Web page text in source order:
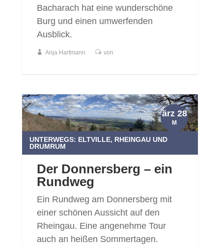
Bacharach hat eine wunderschöne
Burg und einen umwerfenden
Ausblick.
Anja Hartmann von
Der Donnersberg – ein
Rundweg
UNTERWEGS: ELTVILLE, RHEINGAU UND
DRUMRUM
Ein Rundweg am Donnersberg mit
einer schönen Aussicht auf den
Rheingau. Eine angenehme Tour
auch an heißen Sommertagen.
ärz 28
M